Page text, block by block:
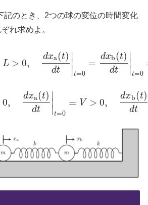
のとき、2つの球の変位の時間変化
れ求めよ。
L > 0,
dxa(t)
dt
∣
∣
∣
t=0
=
dxb(t)
dt
∣
∣
∣
t=0
a(t) dt| =0 xb(t)dt|t= 0
0,
dxa(t)
dt
∣
∣
∣
t=0
= V > 0,
dxb(t)
dt
dt| =V>0,dx b t|t= 0= 0